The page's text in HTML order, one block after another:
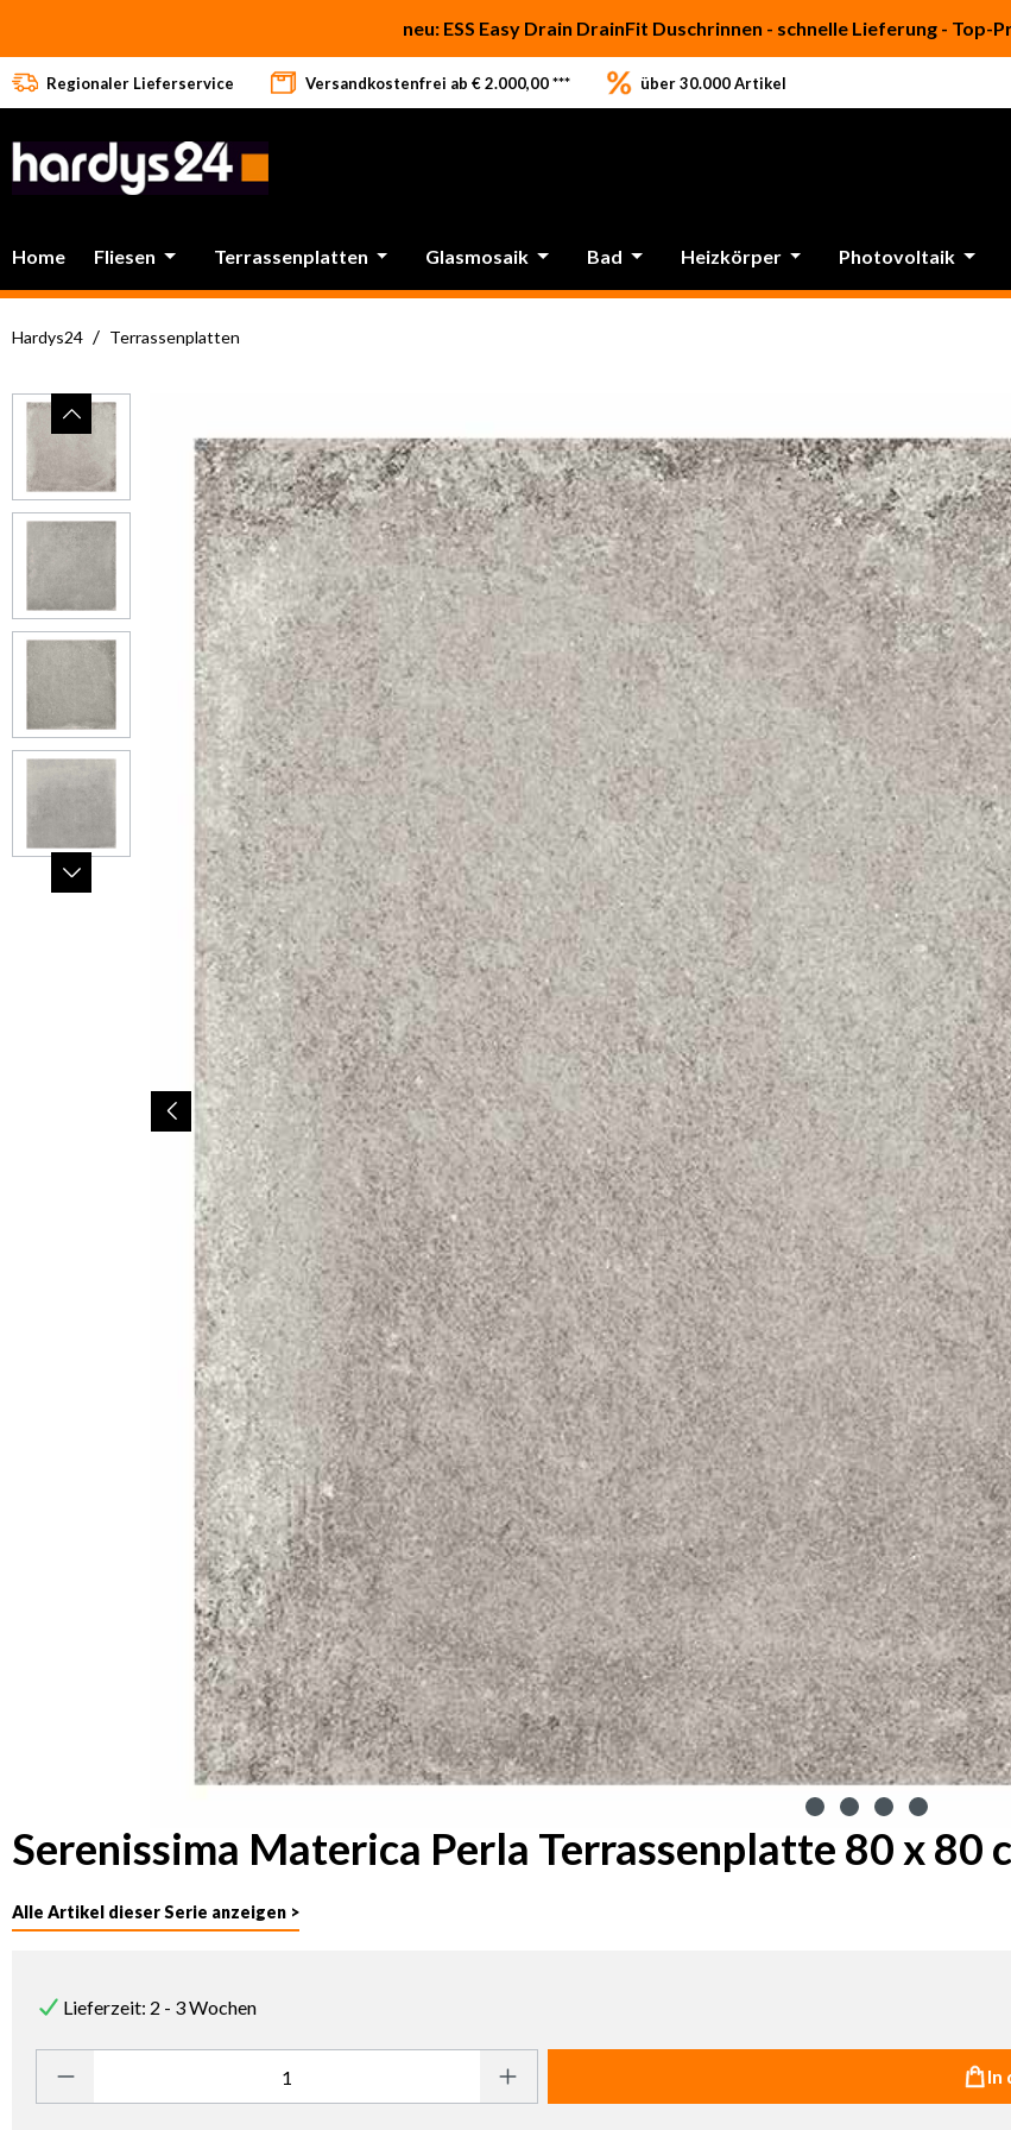
neu: ESS Easy Drain DrainFit Duschrinnen - schnelle Lieferung - Top-
Regionaler Lieferservice Versandkostenfrei ab € 2.000,00 *** über 30.000 Artikel
Home Fliesen Terrassenplatten Glasmosaik Bad Heizkörper Photovoltaik
Hardys24 / Terrassenplatten
Bildergalerie überspringen
Serenissima Materica Perla Terrassenplatte 80 x 80
Alle Artikel dieser Serie anzeigen >
Lieferzeit: 2 - 3 Wochen
In